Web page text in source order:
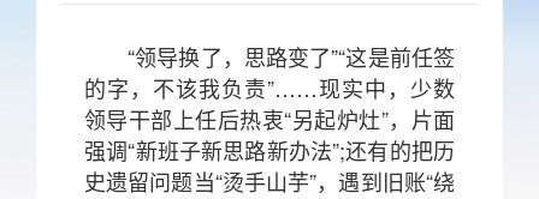
“领导换了，思路变了”“这是前任签
的字，不该我负责”……现实中，少数
领导干部上任后热衷“另起炉灶”，片面
强调“新班子新思路新办法”;还有的把历
史遗留问题当“烫手山芋”，遇到旧账“绕